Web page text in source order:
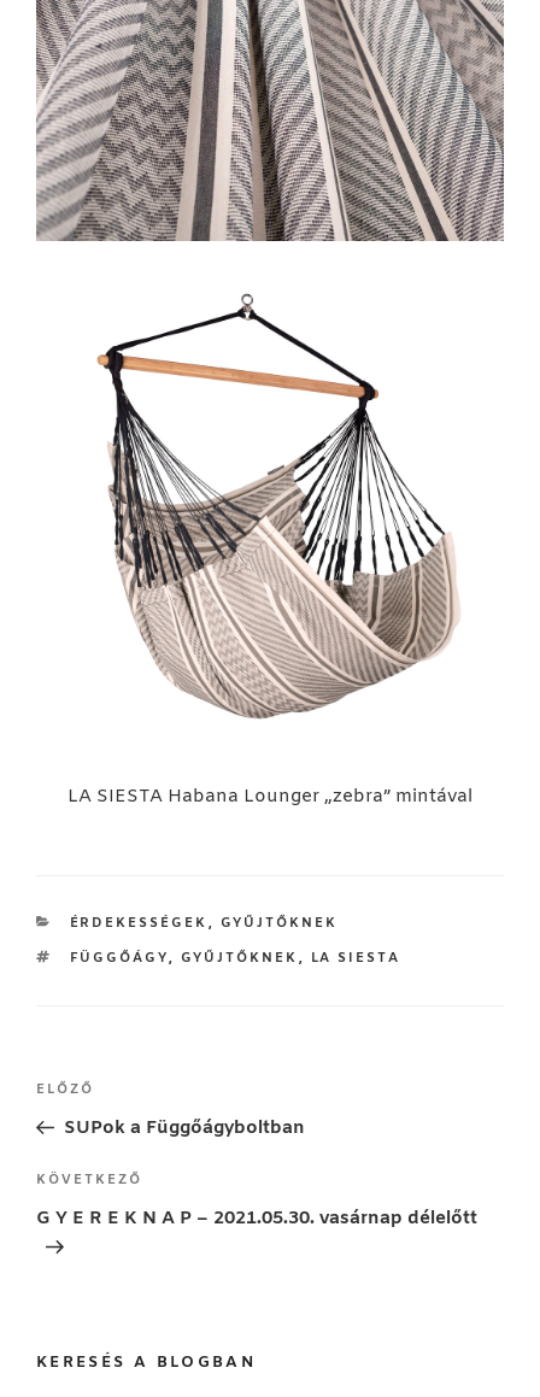
LA SIESTA Habana Lounger „zebra” mintával
KATEGÓRIÁK
ÉRDEKESSÉGEK , GYŰJTŐKNEK
CÍMKÉK
FÜGGŐÁGY, GYŰJTŐKNEK , LA SIESTA
Bejegyzés
Korábbi
bejegyzés
ELŐZŐ
SUPok a Függőágyboltban
Következő
bejegyzés
KÖVETKEZŐ
G Y E R E K N A P – 2021.05.30. vasárnap délelőtt
KERESÉS A BLOGBAN